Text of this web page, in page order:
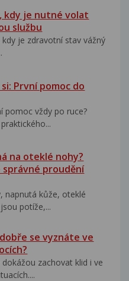
kdy je nutné volat
službu
kdy je zdravotní stav vážný
První pomoc do
pomoc vždy po ruce?
na oteklé nohy?
proudění
napnutá kůže, oteklé
potíže,...
dobře se vyznáte ve
zachovat klid i ve